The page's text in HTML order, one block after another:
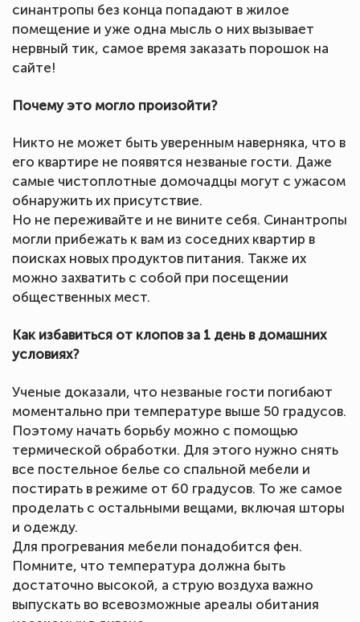
синантропы без конца попадают в жилое
помещение и уже одна мысль о них вызывает
нервный тик, самое время заказать порошок на
сайте!
Почему это могло произойти?
Никто не может быть уверенным наверняка, что в
его квартире не появятся незваные гости. Даже
самые чистоплотные домочадцы могут с ужасом
обнаружить их присутствие.
Но не переживайте и не вините себя. Синантропы
могли прибежать к вам из соседних квартир в
поисках новых продуктов питания. Также их
можно захватить с собой при посещении
общественных мест.
Как избавиться от клопов за 1 день в домашних
условиях?
Ученые доказали, что незваные гости погибают
моментально при температуре выше 50 градусов.
Поэтому начать борьбу можно с помощью
термической обработки. Для этого нужно снять
все постельное белье со спальной мебели и
постирать в режиме от 60 градусов. То же самое
проделать с остальными вещами, включая шторы
и одежду.
Для прогревания мебели понадобится фен.
Помните, что температура должна быть
достаточно высокой, а струю воздуха важно
выпускать во всевозможные ареалы обитания